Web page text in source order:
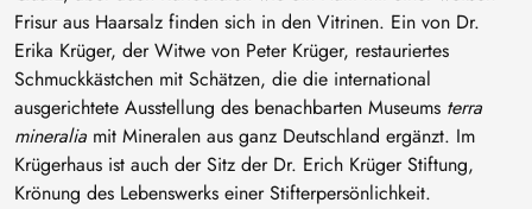
Frisur aus Haarsalz finden sich in den Vitrinen. Ein von Dr.
Erika Krüger, der Witwe von Peter Krüger, restauriertes
Schmuckkästchen mit Schätzen, die die international
ausgerichtete Ausstellung des benachbarten Museums terra
mineralia mit Mineralen aus ganz Deutschland ergänzt. Im
Krügerhaus ist auch der Sitz der Dr. Erich Krüger Stiftung,
Krönung des Lebenswerks einer Stifterpersönlichkeit.